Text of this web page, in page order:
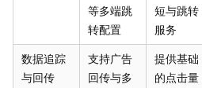
等多端跳
转配置
短与跳转
服务
数据追踪
与回传
支持广告
回传与多
提供基础
的点击量